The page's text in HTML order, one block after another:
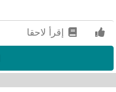
إقرأ لاحقا